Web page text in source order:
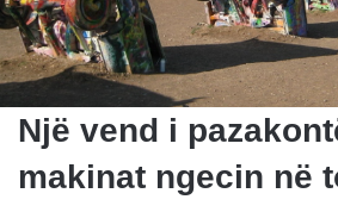
Një vend i
makinat ngecin në